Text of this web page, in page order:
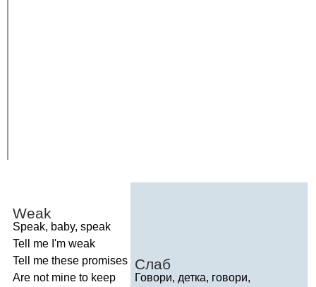
Weak
Speak, baby, speak
Tell
me I'm weak
Tell
me these promises
Are not mine to keep
Слаб
Говори, детка, говори,